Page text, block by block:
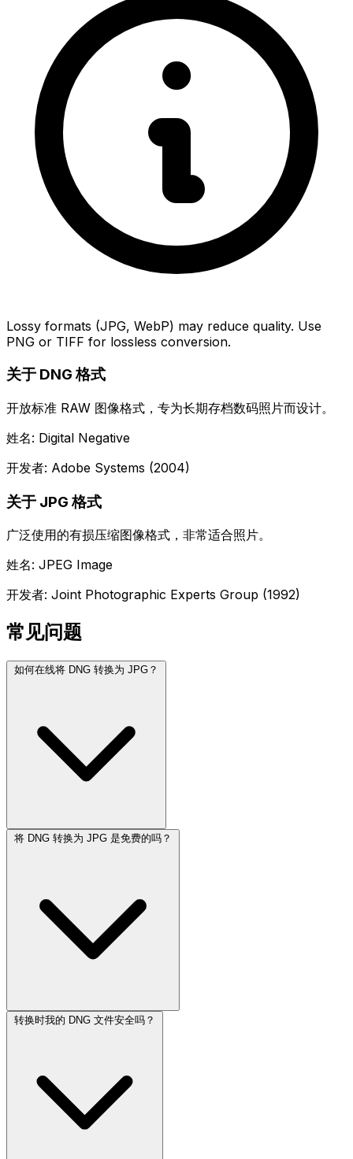
Lossy formats (JPG, WebP) may reduce quality. Use
PNG or TIFF for lossless conversion.
关于 DNG 格式
开放标准 RAW 图像格式，专为长期存档数码照片而设计。
姓名: Digital Negative
开发者: Adobe Systems (2004)
关于 JPG 格式
广泛使用的有损压缩图像格式，非常适合照片。
姓名: JPEG Image
开发者: Joint Photographic Experts Group (1992)
常见问题
如何在线将 DNG 转换为 JPG？
将 DNG 转换为 JPG 是免费的吗？
转换时我的 DNG 文件安全吗？